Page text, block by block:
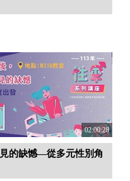
02:00:28
的缺憾—從多元性別角